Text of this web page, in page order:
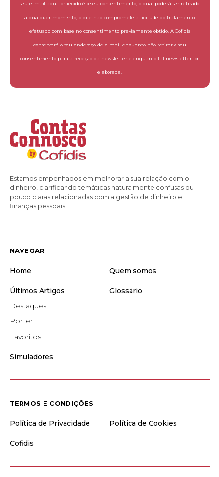
seu e-mail aqui fornecido é o seu consentimento, o qual poderá ser retirado
a qualquer momento, o que não compromete a licitude do tratamento
efetuado com base no consentimento previamente obtido. A Cofidis
conservará o seu endereço de e-mail enquanto não retirar o seu
consentimento para a receção da newsletter e enquanto tal newsletter for
elaborada.
Estamos empenhados em melhorar a sua relação com o
dinheiro, clarificando temáticas naturalmente confusas ou
pouco claras relacionadas com a gestão de dinheiro e
finanças pessoais.
NAVEGAR
Home Quem somos
Últimos Artigos
Destaques
Por ler
Favoritos
Glossário
Simuladores
TERMOS E CONDIÇÕES
Política de Privacidade Política de Cookies
Cofidis